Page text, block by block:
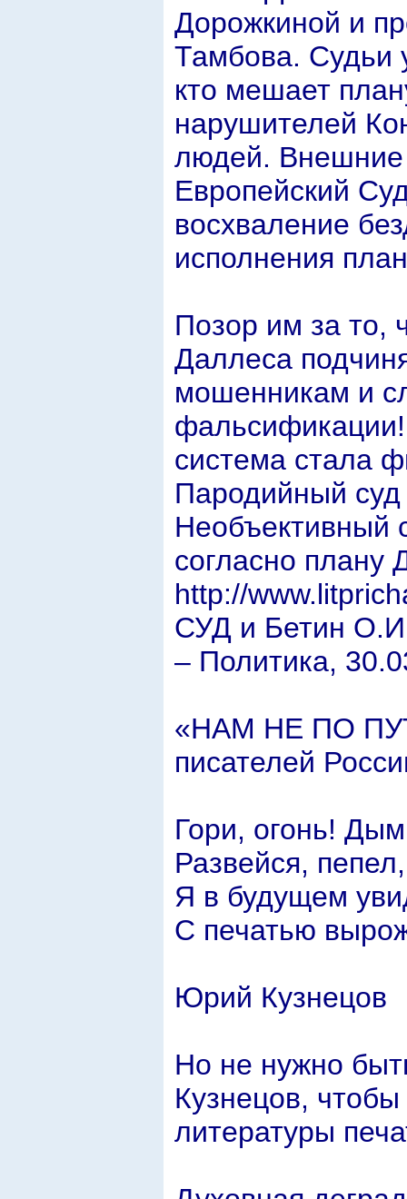
Дорожкиной и
Тамбова. Судьи
кто мешает
нарушителей
людей. Внешние
Европейский
восхваление
исполнения
Позор им за то,
Даллеса
мошенникам и
фальсификации!
система стала
Пародийный
Необъективный
согласно плану
http://
СУД и Бетин
– Политика,
«НАМ НЕ ПО
писателей
Гори, огонь!
Развейся,
Я в будущем
С печатью
Юрий Кузнецов
Но не нужно
Кузнецов,
литературы